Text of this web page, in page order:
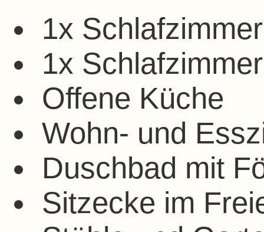
1x
1x
Offene Küche
Wohn- und
Duschbad mit
Sitzecke im